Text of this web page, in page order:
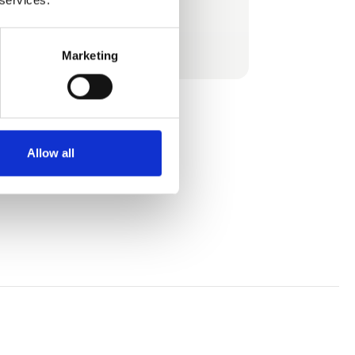
Marketing
Allow all